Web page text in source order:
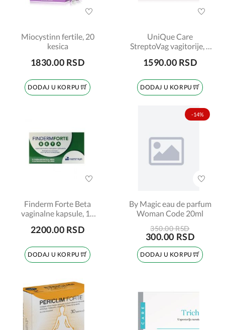
Miocystinn fertile, 20
kesica
1830.00 RSD
DODAJ U KORPU
UniQue Care
StreptoVag vagitorije, 7
1590.00 RSD
DODAJ U KORPU
Finderm Forte Beta
vaginalne kapsule, 10
2200.00 RSD
DODAJ U KORPU
-14%
By Magic eau de parfum
Woman Code 20ml
350.00 RSD
300.00 RSD
DODAJ U KORPU